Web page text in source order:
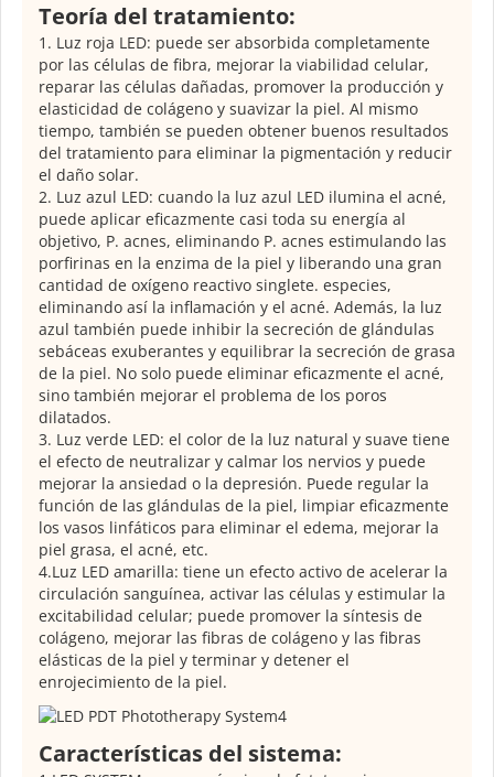
Teoría del tratamiento:
1. Luz roja LED: puede ser absorbida completamente
por las células de fibra, mejorar la viabilidad celular,
reparar las células dañadas, promover la producción y
elasticidad de colágeno y suavizar la piel. Al mismo
tiempo, también se pueden obtener buenos resultados
del tratamiento para eliminar la pigmentación y reducir
el daño solar.
2. Luz azul LED: cuando la luz azul LED ilumina el acné,
puede aplicar eficazmente casi toda su energía al
objetivo, P. acnes, eliminando P. acnes estimulando las
porfirinas en la enzima de la piel y liberando una gran
cantidad de oxígeno reactivo singlete. especies,
eliminando así la inflamación y el acné. Además, la luz
azul también puede inhibir la secreción de glándulas
sebáceas exuberantes y equilibrar la secreción de grasa
de la piel. No solo puede eliminar eficazmente el acné,
sino también mejorar el problema de los poros
dilatados.
3. Luz verde LED: el color de la luz natural y suave tiene
el efecto de neutralizar y calmar los nervios y puede
mejorar la ansiedad o la depresión. Puede regular la
función de las glándulas de la piel, limpiar eficazmente
los vasos linfáticos para eliminar el edema, mejorar la
piel grasa, el acné, etc.
4.Luz LED amarilla: tiene un efecto activo de acelerar la
circulación sanguínea, activar las células y estimular la
excitabilidad celular; puede promover la síntesis de
colágeno, mejorar las fibras de colágeno y las fibras
elásticas de la piel y terminar y detener el
enrojecimiento de la piel.
Características del sistema: